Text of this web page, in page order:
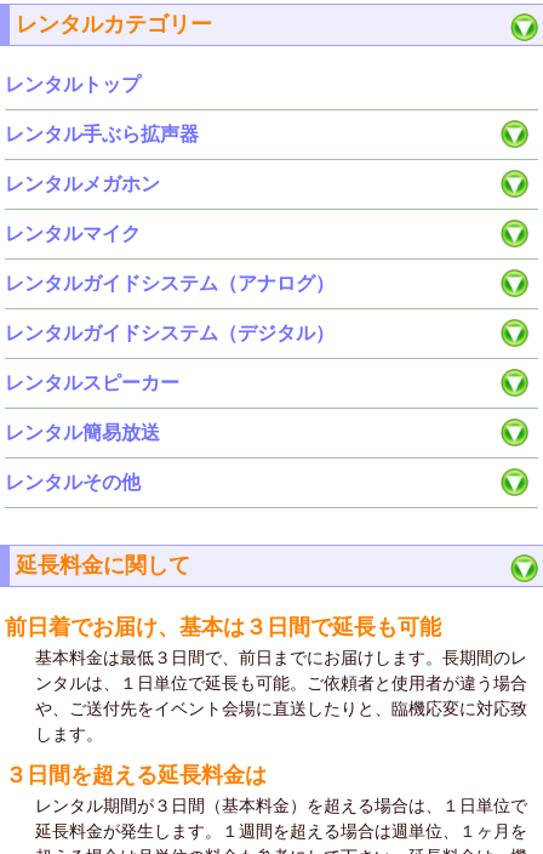
レンタルカテゴリー
レンタルトップ
レンタル手ぶら拡声器
レンタルメガホン
レンタルマイク
レンタルガイドシステム（アナログ）
レンタルガイドシステム（デジタル）
レンタルスピーカー
レンタル簡易放送
レンタルその他
延長料金に関して
前日着でお届け、基本は３日間で延長も可能
基本料金は最低３日間で、前日までにお届けします。長期間のレ
ンタルは、１日単位で延長も可能。ご依頼者と使用者が違う場合
や、ご送付先をイベント会場に直送したりと、臨機応変に対応致
します。
３日間を超える延長料金は
レンタル期間が３日間（基本料金）を超える場合は、１日単位で
延長料金が発生します。１週間を超える場合は週単位、１ヶ月を